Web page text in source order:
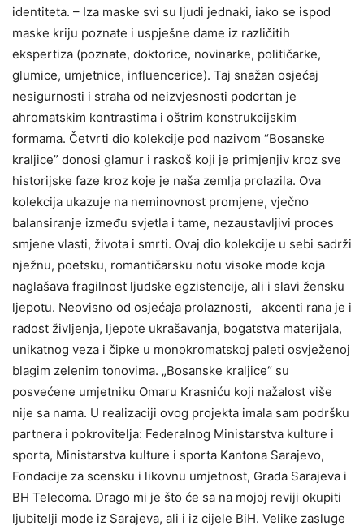
identiteta. – Iza maske svi su ljudi jednaki, iako se ispod
maske kriju poznate i uspješne dame iz različitih
ekspertiza (poznate, doktorice, novinarke, političarke,
glumice, umjetnice, influencerice). Taj snažan osjećaj
nesigurnosti i straha od neizvjesnosti podcrtan je
ahromatskim kontrastima i oštrim konstrukcijskim
formama. Četvrti dio kolekcije pod nazivom “Bosanske
kraljice” donosi glamur i raskoš koji je primjenjiv kroz sve
historijske faze kroz koje je naša zemlja prolazila. Ova
kolekcija ukazuje na neminovnost promjene, vječno
balansiranje između svjetla i tame, nezaustavljivi proces
smjene vlasti, života i smrti. Ovaj dio kolekcije u sebi sadrži
nježnu, poetsku, romantičarsku notu visoke mode koja
naglašava fragilnost ljudske egzistencije, ali i slavi žensku
ljepotu. Neovisno od osjećaja prolaznosti, akcenti rana je i
radost življenja, ljepote ukrašavanja, bogatstva materijala,
unikatnog veza i čipke u monokromatskoj paleti osvježenoj
blagim zelenim tonovima. „Bosanske kraljice“ su
posvećene umjetniku Omaru Krasniću koji nažalost više
nije sa nama. U realizaciji ovog projekta imala sam podršku
partnera i pokrovitelja: Federalnog Ministarstva kulture i
sporta, Ministarstva kulture i sporta Kantona Sarajevo,
Fondacije za scensku i likovnu umjetnost, Grada Sarajeva i
BH Telecoma. Drago mi je što će sa na mojoj reviji okupiti
ljubitelji mode iz Sarajeva, ali i iz cijele BiH. Velike zasluge